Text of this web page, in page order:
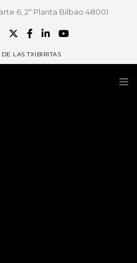
6, 2ª Planta Bilbao 48001
DE LAS TXIBIRITAS